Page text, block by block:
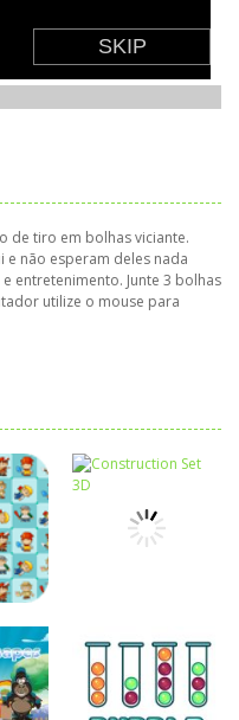
de tiro em bolhas viciante.
e não esperam deles nada
entretenimento. Junte 3 bolhas
utilize o mouse para
o
Associar e
Relacionar
Construction